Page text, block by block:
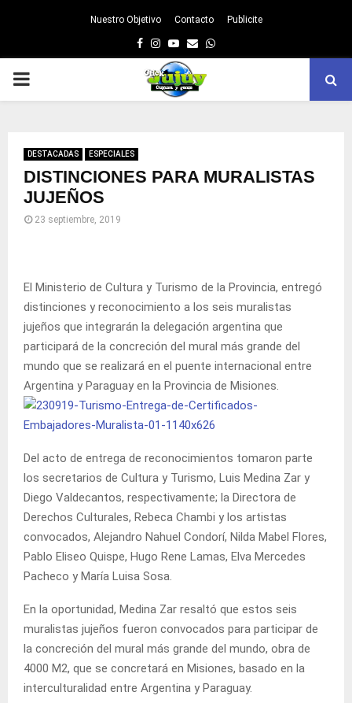
Nuestro Objetivo Contacto Publicite
Facebook
Instagram
Youtube
EmailWhatsapp
PRIMARY
DESTACADAS ESPECIALES
DISTINCIONES PARA MURALISTAS
JUJEÑOS
23 septiembre, 2019
El Ministerio de Cultura y Turismo de la Provincia, entregó
distinciones y reconocimiento a los seis muralistas
jujeños que integrarán la delegación argentina que
participará de la concreción del mural más grande del
mundo que se realizará en el puente internacional entre
Argentina y Paraguay en la Provincia de Misiones.
Del acto de entrega de reconocimientos tomaron parte
los secretarios de Cultura y Turismo, Luis Medina Zar y
Diego Valdecantos, respectivamente; la Directora de
Derechos Culturales, Rebeca Chambi y los artistas
convocados, Alejandro Nahuel Condorí, Nilda Mabel Flores,
Pablo Eliseo Quispe, Hugo Rene Lamas, Elva Mercedes
Pacheco y María Luisa Sosa.
En la oportunidad, Medina Zar resaltó que estos seis
muralistas jujeños fueron convocados para participar de
la concreción del mural más grande del mundo, obra de
4000 M2, que se concretará en Misiones, basado en la
interculturalidad entre Argentina y Paraguay.